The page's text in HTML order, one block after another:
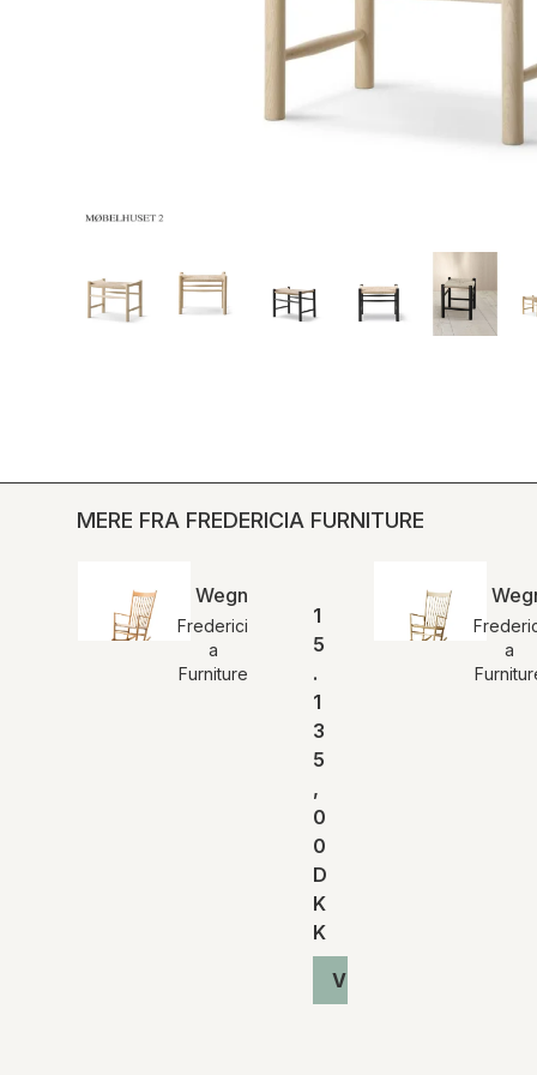
MERE FRA FREDERICIA FURNITURE
Wegner J16 Gyngestol | Eg olie | MH
Frederici
a
Furniture
1
5
.
1
3
5
,
0
0
D
K
K
Vis produkt
a